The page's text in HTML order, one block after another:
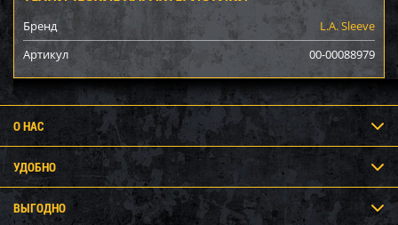
Бренд
L.A. Sleeve
Артикул
00-00088979
О НАС
УДОБНО
ВЫГОДНО